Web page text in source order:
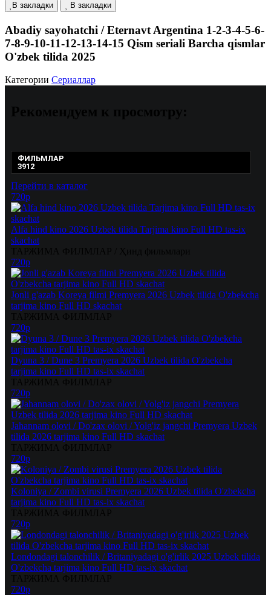
В закладки В закладки
Abadiy sayohatchi / Eternavt Argentina 1-2-3-4-5-6-
7-8-9-10-11-12-13-14-15 Qism seriali Barcha qismlar
O'zbek tilida 2025
Категории Сериаллар
ФИЛЬМЛАР
3912
Перейти в каталог
720p
Alfa hind kino 2026 Uzbek tilida Tarjima kino Full HD tas-ix
skachat
720p
Jonli g'azab Koreya filmi Premyera 2026 Uzbek tilida O'zbekcha
tarjima kino Full HD skachat
720p
Dyuna 3 / Dune 3 Premyera 2026 Uzbek tilida O'zbekcha
tarjima kino Full HD tas-ix skachat
720p
Jahannam olovi / Do'zax olovi / Yolg'iz jangchi Premyera Uzbek
tilida 2026 tarjima kino Full HD skachat
720p
Koloniya / Zombi virusi Premyera 2026 Uzbek tilida O'zbekcha
tarjima kino Full HD tas-ix skachat
720p
Londondagi talonchilik / Britaniyadagi o'g'irlik 2025 Uzbek tilida
O'zbekcha tarjima kino Full HD tas-ix skachat
720p